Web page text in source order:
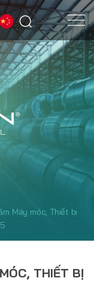
Máy móc, Thiết bị
THIẾT BỊ